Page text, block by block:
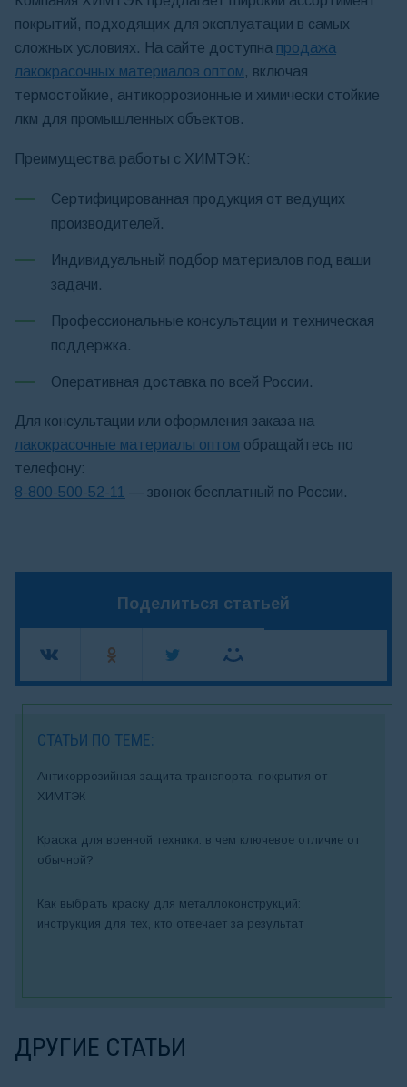
покрытий, подходящих для эксплуатации в самых
сложных условиях. На сайте доступна продажа
лакокрасочных материалов оптом, включая
термостойкие, антикоррозионные и химически стойкие
лкм для промышленных объектов.
Преимущества работы с ХИМТЭК:
Сертифицированная продукция от ведущих
производителей.
Индивидуальный подбор материалов под ваши
задачи.
Профессиональные консультации и техническая
поддержка.
Оперативная доставка по всей России.
Для консультации или оформления заказа на
лакокрасочные материалы оптом обращайтесь по
телефону:
8-800-500-52-11 — звонок бесплатный по России.
Поделиться статьей
СТАТЬИ ПО ТЕМЕ:
Антикоррозийная защита транспорта: покрытия от
ХИМТЭК
Краска для военной техники: в чем ключевое отличие от
обычной?
Как выбрать краску для металлоконструкций:
инструкция для тех, кто отвечает за результат
ДРУГИЕ СТАТЬИ